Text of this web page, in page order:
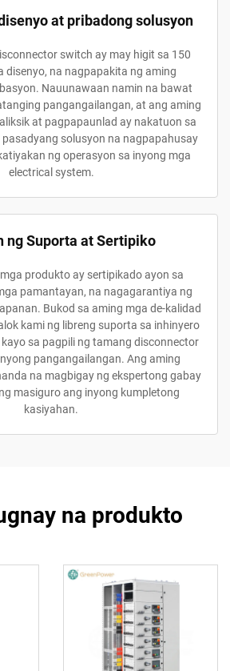
at pribadong solusyon
switch ay may higit sa 150
disenyo, na nagpapakita ng aming
Nauunawaan namin na bawat
pangangailangan, at ang aming
at pagpapaunlad ay nakatuon sa
solusyon na nagpapahusay
ng operasyon sa inyong mga
electrical system.
ng Suporta at Sertipiko
produkto ay sertipikado ayon sa
pamantayan, na nagagarantiya ng
Bukod sa aming mga de-kalidad
kami ng libreng suporta sa inhinyero
sa pagpili ng tamang disconnector
pangangailangan. Ang aming
na magbigay ng ekspertong gabay
masiguro ang inyong kumpletong
kasiyahan.
na produkto